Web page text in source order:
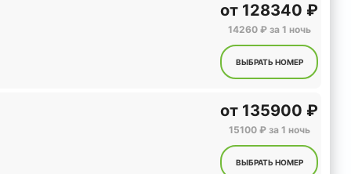
от 128340 ₽
14260 ₽ за 1 ночь
ВЫБРАТЬ НОМЕР
от 135900 ₽
15100 ₽ за 1 ночь
ВЫБРАТЬ НОМЕР